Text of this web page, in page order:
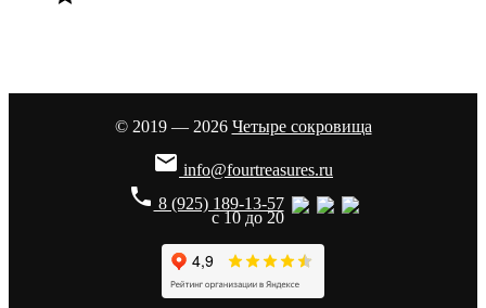
© 2019 — 2026 Четыре сокровища
 info@fourtreasures.ru
phone 8 (925) 189-13-57
с 10 до 20